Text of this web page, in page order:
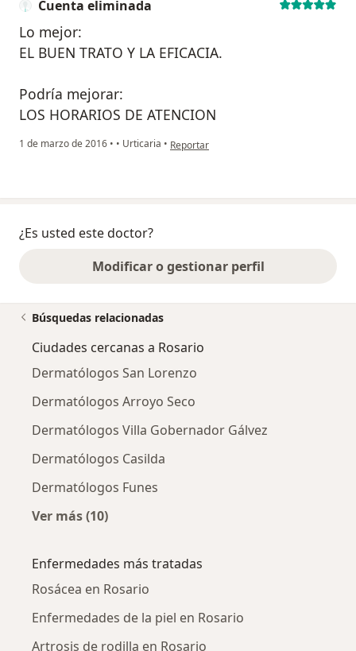
Cuenta eliminada
Lo mejor:
EL BUEN TRATO Y LA EFICACIA.
Podría mejorar:
LOS HORARIOS DE ATENCION
1 de marzo de 2016 • • Urticaria • en opinión del usuario Cuenta eliminada
Reportar
¿Es usted este doctor?
Modificar o gestionar perfil
Búsquedas relacionadas
Ciudades cercanas a Rosario
Dermatólogos San Lorenzo
Dermatólogos Arroyo Seco
Dermatólogos Villa Gobernador Gálvez
Dermatólogos Casilda
Dermatólogos Funes
Ver más (10)
Enfermedades más tratadas
Rosácea en Rosario
Enfermedades de la piel en Rosario
Artrosis de rodilla en Rosario